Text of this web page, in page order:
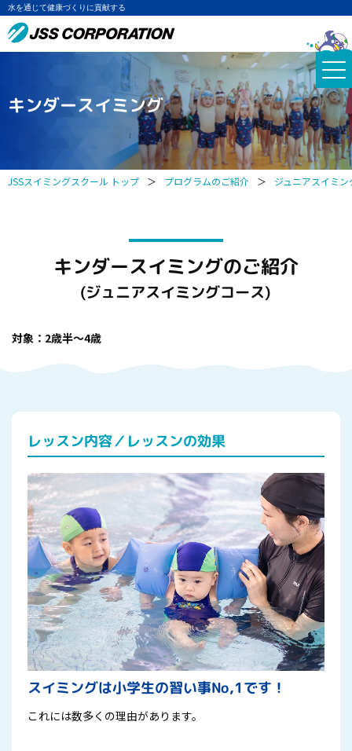
水を通じて健康づくりに貢献する
キンダースイミング
JSSスイミングスクール トップ ＞ プログラムのご紹介 ＞ ジュニアスイミン
キンダースイミングのご紹介
(ジュニアスイミングコース)
対象：2歳半～4歳
レッスン内容／レッスンの効果
スイミングは小学生の習い事No,1です！
これには数多くの理由があります。